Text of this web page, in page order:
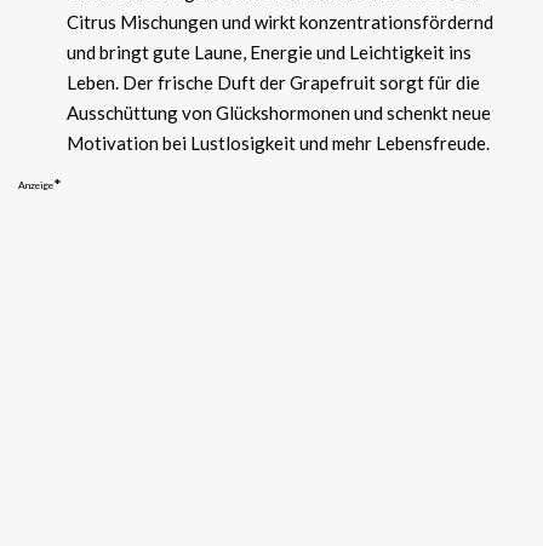
Citrus Mischungen und wirkt konzentrationsfördernd
und bringt gute Laune, Energie und Leichtigkeit ins
Leben. Der frische Duft der Grapefruit sorgt für die
Ausschüttung von Glückshormonen und schenkt neue
Motivation bei Lustlosigkeit und mehr Lebensfreude.
Anzeige*